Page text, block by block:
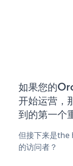
如果您的
开始运营，
到的第一个
但接下来是
的访问者？